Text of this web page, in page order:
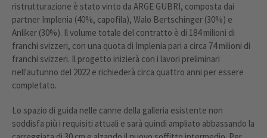
ristrutturazione è stato vinto da ARGE GUBRI, composta dai
partner Implenia (40%, capofila), Walo Bertschinger (30%) e
Anliker (30%). Il volume totale del contratto è di 184 milioni di
franchi svizzeri, con una quota di Implenia pari a circa 74 milioni di
franchi svizzeri. Il progetto inizierà con i lavori preliminari
nell'autunno del 2022 e richiederà circa quattro anni per essere
completato.
Lo spazio di guida nelle canne della galleria esistente non
soddisfa più i requisiti attuali e sarà quindi ampliato abbassando la